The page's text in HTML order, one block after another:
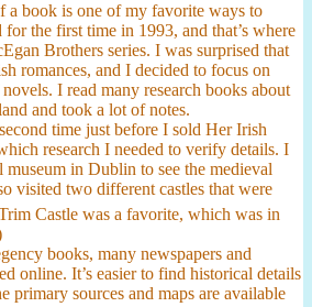
a book is one of my favorite ways to
the first time in 1993, and that’s where
Brothers series. I was surprised that
romances, and I decided to focus on
I read many research books about
and took a lot of notes.
time just before I sold Her Irish
research I needed to verify details. I
museum in Dublin to see the medieval
visited two different castles that were
Castle was a favorite, which was in
books, many newspapers and
online. It’s easier to find historical details
primary sources and maps are available